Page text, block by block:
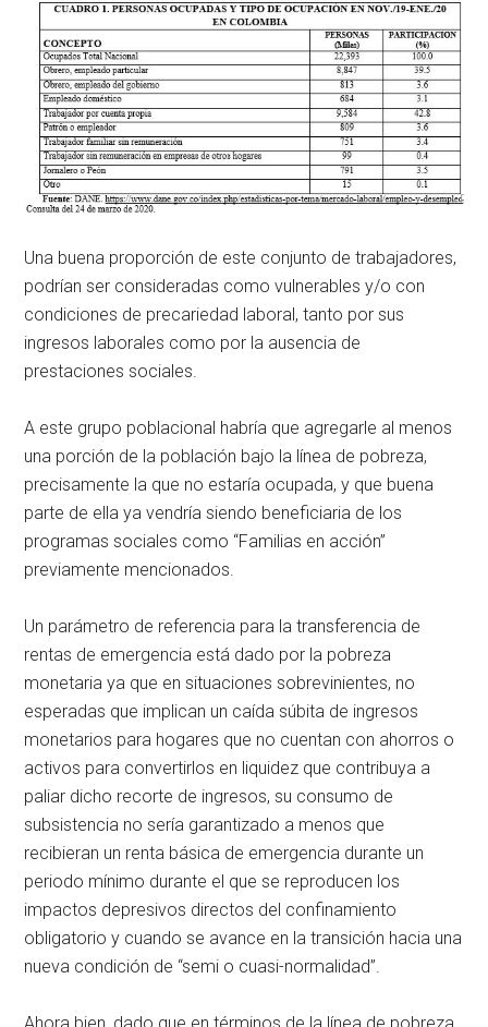
Una buena proporción de este conjunto de trabajadores,
podrían ser consideradas como vulnerables y/o con
condiciones de precariedad laboral, tanto por sus
ingresos laborales como por la ausencia de
prestaciones sociales.
A este grupo poblacional habría que agregarle al menos
una porción de la población bajo la línea de pobreza,
precisamente la que no estaría ocupada, y que buena
parte de ella ya vendría siendo beneficiaria de los
programas sociales como “Familias en acción”
previamente mencionados.
Un parámetro de referencia para la transferencia de
rentas de emergencia está dado por la pobreza
monetaria ya que en situaciones sobrevinientes, no
esperadas que implican un caída súbita de ingresos
monetarios para hogares que no cuentan con ahorros o
activos para convertirlos en liquidez que contribuya a
paliar dicho recorte de ingresos, su consumo de
subsistencia no sería garantizado a menos que
recibieran un renta básica de emergencia durante un
periodo mínimo durante el que se reproducen los
impactos depresivos directos del confinamiento
obligatorio y cuando se avance en la transición hacia una
nueva condición de “semi o cuasi-normalidad”.